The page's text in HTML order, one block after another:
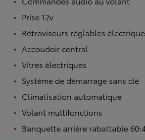
Prise 12v
Rétroviseurs réglables
Accoudoir central
Vitres électriques
Système de démarrage sans clé
Climatisation automatique
Volant multifonctions
Banquette arrière rabattable